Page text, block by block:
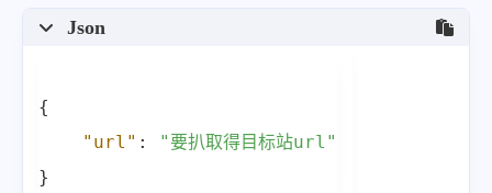
Json
{
"url" :
"要扒取得目标站url"
}